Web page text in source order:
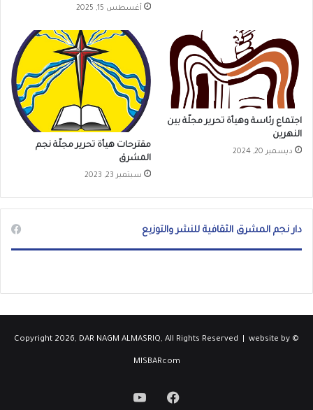
أغسطس 15, 2025
اجتماع رئاسة وهيأة تحرير مجلّة بين
النهرين
ديسمبر 20, 2024
مقترحات هيأة تحرير مجلّة نجم
المشرق
سبتمبر 23, 2023
دار نجم المشرق الثقافية للنشر والتوزيع
© Copyright 2026, DAR NAGM ALMASRIQ, All Rights Reserved |
website by
MISBARcom
فيسبوك